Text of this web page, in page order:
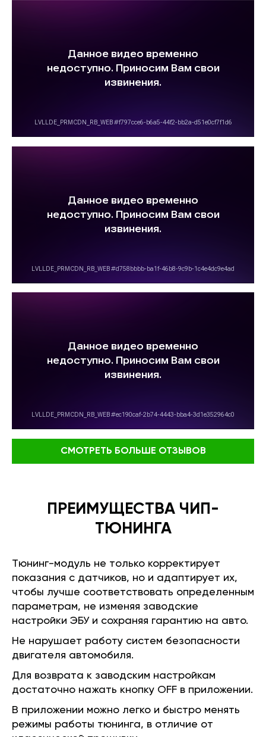
СМОТРЕТЬ БОЛЬШЕ ОТЗЫВОВ
ПРЕИМУЩЕСТВА ЧИП-
ТЮНИНГА
Тюнинг-модуль не только корректирует
показания с датчиков, но и адаптирует их,
чтобы лучше соответствовать определенным
параметрам, не изменяя заводские
настройки ЭБУ и сохраняя гарантию на авто.
Не нарушает работу систем безопасности
двигателя автомобиля.
Для возврата к заводским настройкам
достаточно нажать кнопку OFF в приложении.
В приложении можно легко и быстро менять
режимы работы тюнинга, в отличие от